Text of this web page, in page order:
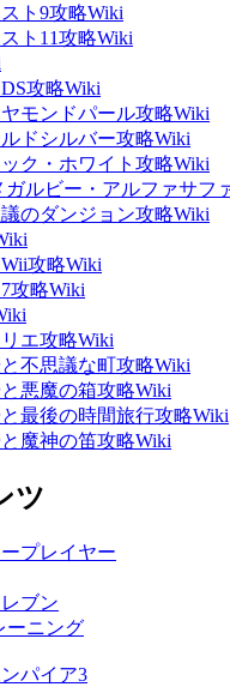
ト9攻略Wiki
ト11攻略Wiki
攻略Wiki
モンドパール攻略Wiki
ドシルバー攻略Wiki
ク・ホワイト攻略Wiki
ガルビー・アルファサフ
のダンジョン攻略Wiki
攻略Wiki
攻略Wiki
エ攻略Wiki
不思議な町攻略Wiki
悪魔の箱攻略Wiki
最後の時間旅行攻略Wiki
魔神の笛攻略Wiki
ツ
プレイヤー
ブン
ーニング
パイア3